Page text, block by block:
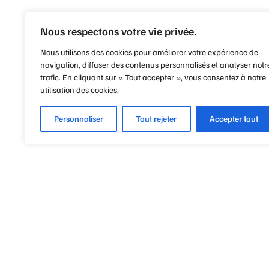
Nous respectons votre vie privée.
Nous utilisons des cookies pour améliorer votre expérience de
navigation, diffuser des contenus personnalisés et analyser
trafic. En cliquant sur « Tout accepter », vous consentez à notre
utilisation des cookies.
Personnaliser Tout rejeter Accepter tout